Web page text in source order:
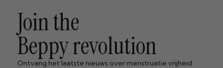
Join the
Beppy revolution
Ontvang het laatste nieuws over menstruatie vrijheid